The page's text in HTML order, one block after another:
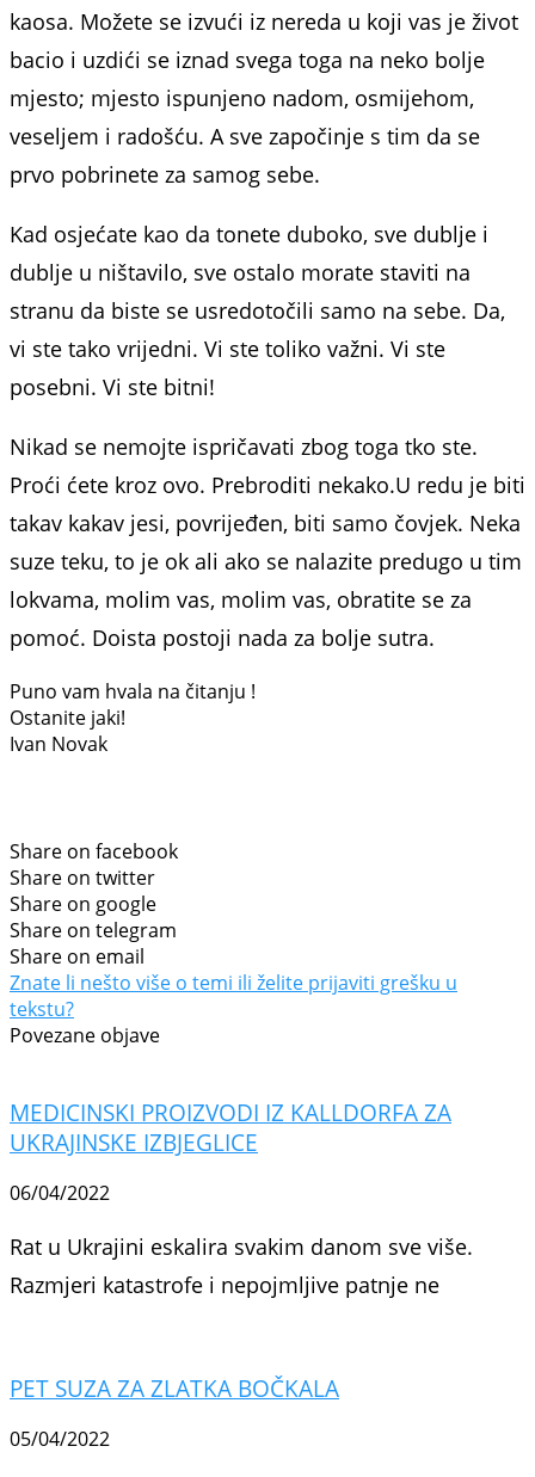
kaosa. Možete se izvući iz nereda u koji vas je život
bacio i uzdići se iznad svega toga na neko bolje
mjesto; mjesto ispunjeno nadom, osmijehom,
veseljem i radošću. A sve započinje s tim da se
prvo pobrinete za samog sebe.
Kad osjećate kao da tonete duboko, sve dublje i
dublje u ništavilo, sve ostalo morate staviti na
stranu da biste se usredotočili samo na sebe. Da,
vi ste tako vrijedni. Vi ste toliko važni. Vi ste
posebni. Vi ste bitni!
Nikad se nemojte ispričavati zbog toga tko ste.
Proći ćete kroz ovo. Prebroditi nekako.U redu je biti
takav kakav jesi, povrijeđen, biti samo čovjek. Neka
suze teku, to je ok ali ako se nalazite predugo u tim
lokvama, molim vas, molim vas, obratite se za
pomoć. Doista postoji nada za bolje sutra.
Puno vam hvala na čitanju !
Ostanite jaki!
Ivan Novak
Share on facebook
Share on twitter
Share on google
Share on telegram
Share on email
Znate li nešto više o temi ili želite prijaviti grešku u
tekstu?
Povezane objave
MEDICINSKI PROIZVODI IZ KALLDORFA ZA
UKRAJINSKE IZBJEGLICE
06/04/2022
Rat u Ukrajini eskalira svakim danom sve više.
Razmjeri katastrofe i nepojmljive patnje ne
PET SUZA ZA ZLATKA BOČKALA
05/04/2022